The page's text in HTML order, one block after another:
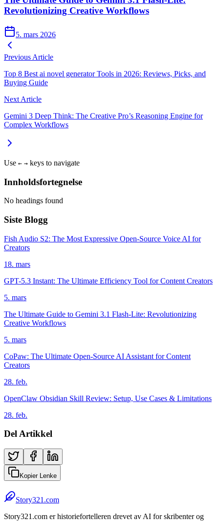
Revolutionizing Creative Workflows
5. mars 2026
Previous Article
Top 8 Best ai novel generator Tools in 2026: Reviews, Picks, and
Buying Guide
Next Article
Gemini 3 Deep Think: The Creative Pro’s Reasoning Engine for
Complex Workflows
Use ← → keys to navigate
Innholdsfortegnelse
No headings found
Siste Blogg
Fish Audio S2: The Most Expressive Open-Source Voice AI for
Creators
18. mars
GPT-5.3 Instant: The Ultimate Efficiency Tool for Content Creators
5. mars
The Ultimate Guide to Gemini 3.1 Flash-Lite: Revolutionizing
Creative Workflows
5. mars
CoPaw: The Ultimate Open-Source AI Assistant for Content
Creators
28. feb.
OpenClaw Obsidian Skill Review: Setup, Use Cases & Limitations
28. feb.
Del Artikkel
Kopier Lenke
Story321.com
Story321.com er historiefortelleren drevet av AI for skribenter og